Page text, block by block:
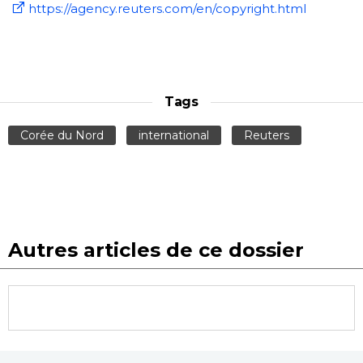
https://agency.reuters.com/en/copyright.html
Tags
Corée du Nord international Reuters
Autres articles de ce dossier